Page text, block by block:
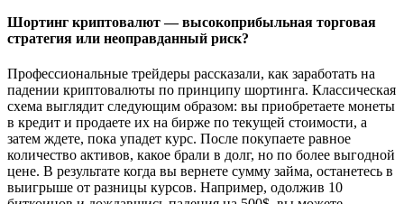
Шортинг криптовалют — высокоприбыльная торговая
стратегия или неоправданный риск?
Профессиональные трейдеры рассказали, как заработать на
падении криптовалюты по принципу шортинга. Классическая
схема выглядит следующим образом: вы приобретаете монеты
в кредит и продаете их на бирже по текущей стоимости, а
затем ждете, пока упадет курс. После покупаете равное
количество активов, какое брали в долг, но по более выгодной
цене. В результате когда вы вернете сумму займа, останетесь в
выигрыше от разницы курсов. Например, одолжив 10